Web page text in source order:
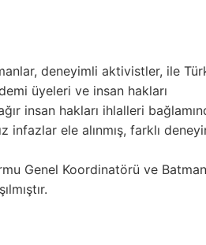
deneyimli aktivistler, ile
üyeleri ve insan hakları
insan hakları ihlalleri
ele alınmış, farklı
Genel Koordinatörü ve Batman